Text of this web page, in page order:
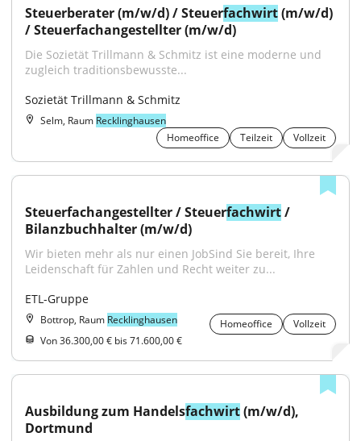
Steuerberater (m/w/d) / Steuerfachwirt (m/w/d)
/ Steuerfachangestellter (m/w/d)
Die Sozietät Trillmann & Schmitz ist eine moderne und
zugleich traditionsbewusste...
Sozietät Trillmann & Schmitz
Selm, Raum Recklinghausen
Homeoffice
Teilzeit Vollzeit
Steuerfachangestellter / Steuerfachwirt /
Bilanzbuchhalter (m/w/d)
Wir bieten mehr als nur einen JobSind Sie bereit, Ihre
Leidenschaft für Zahlen und Recht weiter zu...
ETL-Gruppe
Bottrop, Raum Recklinghausen Homeoffice
Vollzeit
Von 36.300,00 € bis 71.600,00 €
Ausbildung zum Handelsfachwirt (m/w/d),
Dortmund